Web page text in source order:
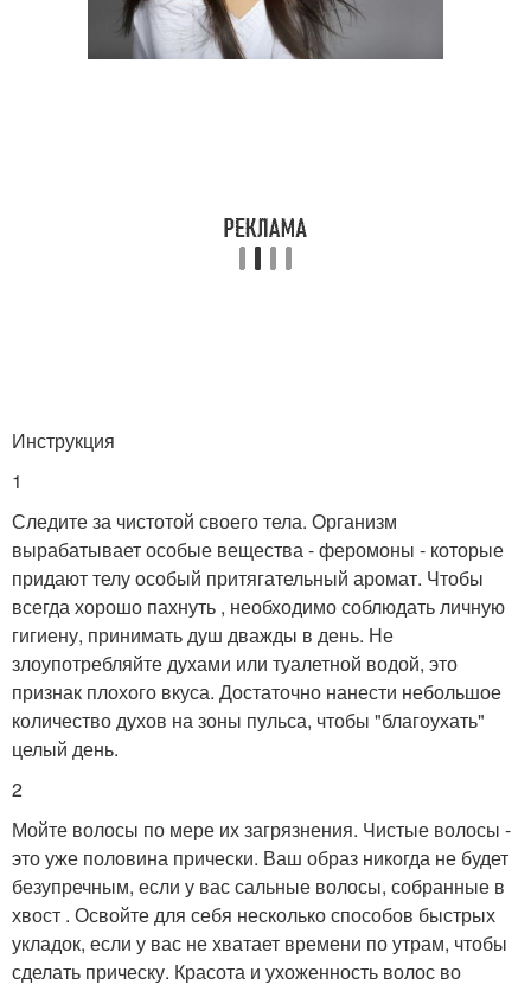
Инструкция
1
Следите за чистотой своего тела. Организм
вырабатывает особые вещества - феромоны - которые
придают телу особый притягательный аромат. Чтобы
всегда хорошо пахнуть , необходимо соблюдать личную
гигиену, принимать душ дважды в день. Не
злоупотребляйте духами или туалетной водой, это
признак плохого вкуса. Достаточно нанести небольшое
количество духов на зоны пульса, чтобы "благоухать"
целый день.
2
Мойте волосы по мере их загрязнения. Чистые волосы -
это уже половина прически. Ваш образ никогда не будет
безупречным, если у вас сальные волосы, собранные в
хвост . Освойте для себя несколько способов быстрых
укладок, если у вас не хватает времени по утрам, чтобы
сделать прическу. Красота и ухоженность волос во